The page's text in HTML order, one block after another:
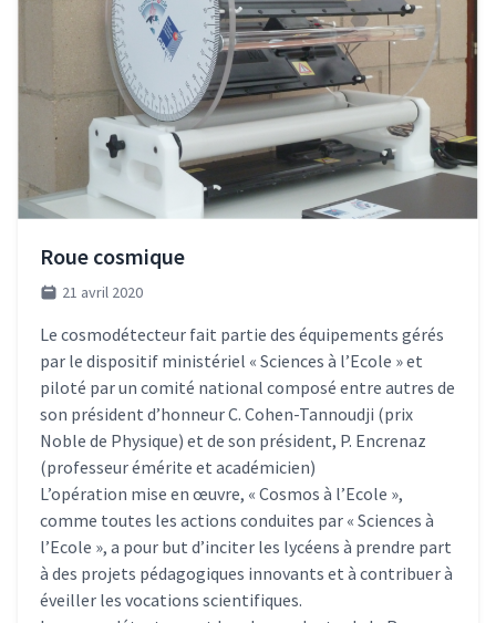
Roue cosmique
21 avril 2020
Le cosmodétecteur fait partie des équipements gérés
par le dispositif ministériel « Sciences à l’Ecole » et
piloté par un comité national composé entre autres de
son président d’honneur C. Cohen-Tannoudji (prix
Noble de Physique) et de son président, P. Encrenaz
(professeur émérite et académicien)
L’opération mise en œuvre, « Cosmos à l’Ecole »,
comme toutes les actions conduites par « Sciences à
l’Ecole », a pour but d’inciter les lycéens à prendre part
à des projets pédagogiques innovants et à contribuer à
éveiller les vocations scientifiques.